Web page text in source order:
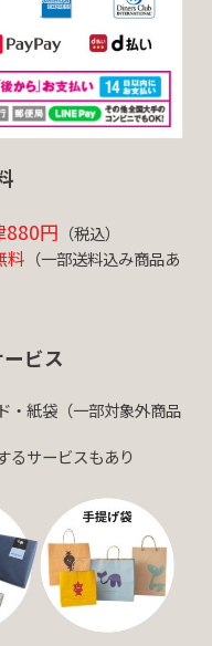
880円 （税込）
料 （一部送料込み商品あ
ビス
・紙袋（一部対象外商品
るサービスもあり